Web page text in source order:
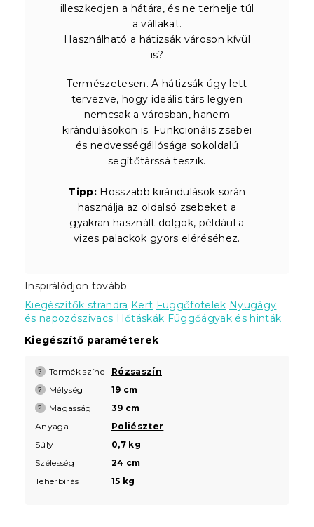
illeszkedjen a hátára, és ne terhelje túl
a vállakat.
Használható a hátizsák városon kívül
is?
Természetesen. A hátizsák úgy lett
tervezve, hogy ideális társ legyen
nemcsak a városban, hanem
kirándulásokon is. Funkcionális zsebei
és nedvességállósága sokoldalú
segítőtárssá teszik.
Tipp: Hosszabb kirándulások során
használja az oldalsó zsebeket a
gyakran használt dolgok, például a
vizes palackok gyors eléréséhez.
Inspirálódjon tovább
Kiegészítők strandra Kert Függőfotelek Nyugágy
és napozószivacs Hőtáskák Függőágyak és hinták
Kiegészítő paraméterek
? Termék színe Rózsaszín
? Mélység 19 cm
? Magasság
39 cm
Anyaga
Poliészter
Súly
0,7 kg
Szélesség
24 cm
Teherbírás
15 kg